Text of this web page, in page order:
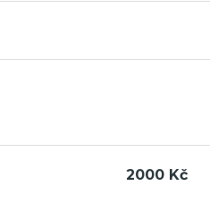
2000 Kč